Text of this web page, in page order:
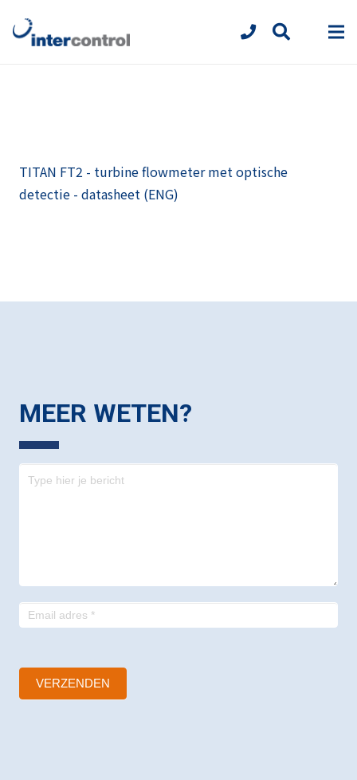
TITAN FT2 - turbine flowmeter met optische
detectie - datasheet (ENG)
MEER WETEN?
Contact
VERZENDEN